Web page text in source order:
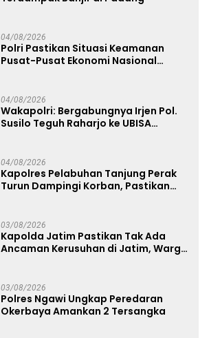
04/08/2026
Polri Pastikan Situasi Keamanan
Pusat-Pusat Ekonomi Nasional
04/08/2026
Wakapolri: Bergabungnya Irjen Pol.
Susilo Teguh Raharjo ke UBISA
04/08/2026
Kapolres Pelabuhan Tanjung Perak
Turun Dampingi Korban, Pastikan
03/08/2026
Kapolda Jatim Pastikan Tak Ada
Ancaman Kerusuhan di Jatim, Warga
03/08/2026
Polres Ngawi Ungkap Peredaran
Okerbaya Amankan 2 Tersangka